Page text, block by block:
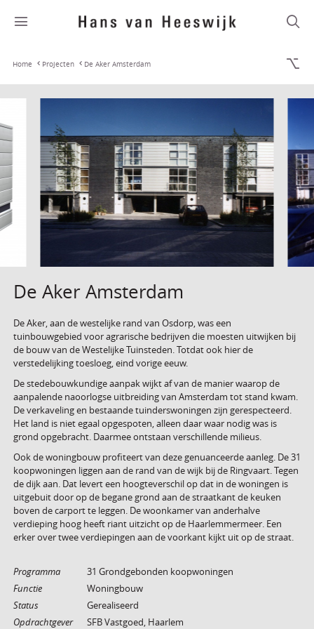
Home Projecten De Aker Amsterdam
De Aker Amsterdam
De Aker, aan de westelijke rand van Osdorp, was een
tuinbouwgebied voor agrarische bedrijven die moesten uitwijken bij
de bouw van de Westelijke Tuinsteden. Totdat ook hier de
verstedelijking toesloeg, eind vorige eeuw.
De stedebouwkundige aanpak wijkt af van de manier waarop de
aanpalende naoorlogse uitbreiding van Amsterdam tot stand kwam.
De verkaveling en bestaande tuinderswoningen zijn gerespecteerd.
Het land is niet egaal opgespoten, alleen daar waar nodig was is
grond opgebracht. Daarmee ontstaan verschillende milieus.
Ook de woningbouw profiteert van deze genuanceerde aanleg. De 31
koopwoningen liggen aan de rand van de wijk bij de Ringvaart. Tegen
de dijk aan. Dat levert een hoogteverschil op dat in de woningen is
uitgebuit door op de begane grond aan de straatkant de keuken
boven de carport te leggen. De woonkamer van anderhalve
verdieping hoog heeft riant uitzicht op de Haarlemmermeer. Een
erker over twee verdiepingen aan de voorkant kijkt uit op de straat.
Programma
31 Grondgebonden koopwoningen
Functie
Woningbouw
Status
Gerealiseerd
Opdrachtgever
SFB Vastgoed, Haarlem